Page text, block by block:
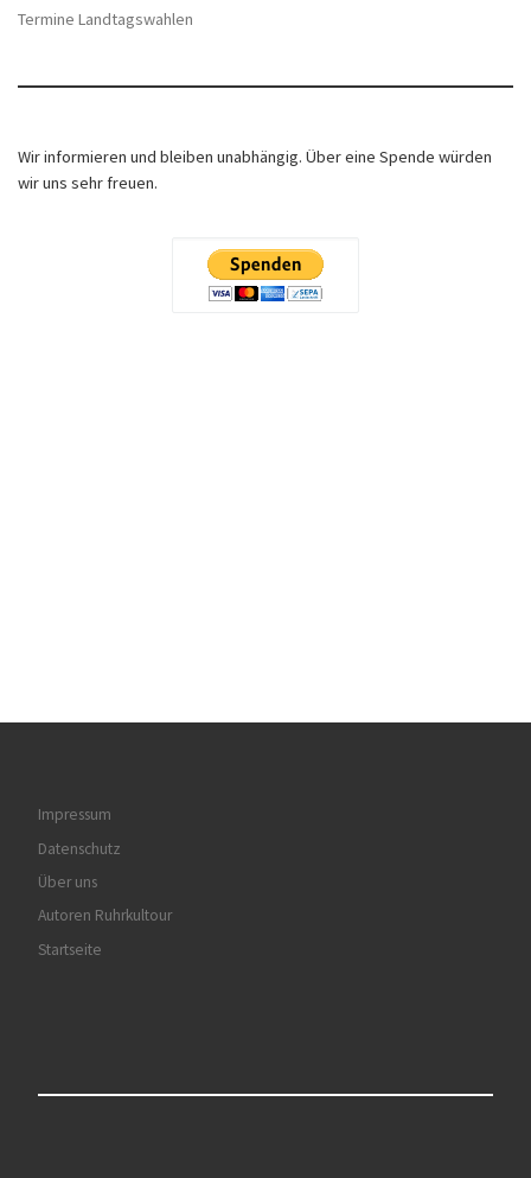
Termine Landtagswahlen
Wir informieren und bleiben unabhängig. Über eine Spende würden
wir uns sehr freuen.
Impressum
Datenschutz
Über uns
Autoren Ruhrkultour
Startseite